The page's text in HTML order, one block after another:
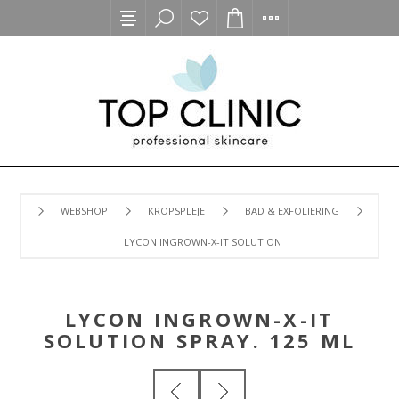
WEBSHOP KROPSPLEJE BAD & EXFOLIERING
LYCON INGROWN-X-IT SOLUTION SPRAY. 125 ML
LYCON INGROWN-X-IT
SOLUTION SPRAY. 125 ML